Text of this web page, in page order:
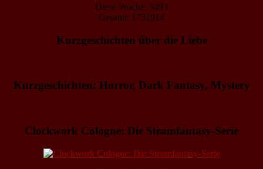
Diese Woche: 5493
Gesamt: 1731914
Kurzgeschichten über die Liebe
Kurzgeschichten: Horror, Dark Fantasy, Mystery
Clockwork Cologne: Die Steamfantasy-Serie